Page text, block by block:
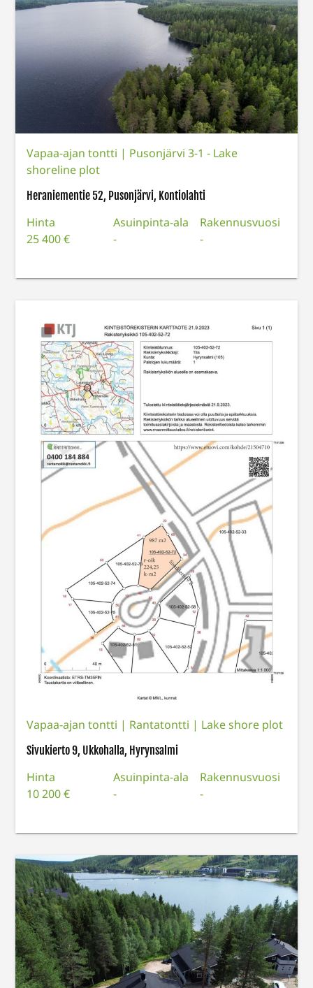
Vapaa-ajan tontti | Pusonjärvi 3-1 - Lake
shoreline plot
Heraniementie 52, Pusonjärvi, Kontiolahti
Hinta
25 400 €
Asuinpinta-ala
-
Rakennusvuosi
-
Vapaa-ajan tontti | Rantatontti | Lake shore plot
Sivukierto 9, Ukkohalla, Hyrynsalmi
Hinta
10 200 €
Asuinpinta-ala
-
Rakennusvuosi
-